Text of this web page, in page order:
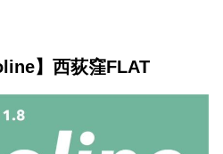
】西荻窪FLAT